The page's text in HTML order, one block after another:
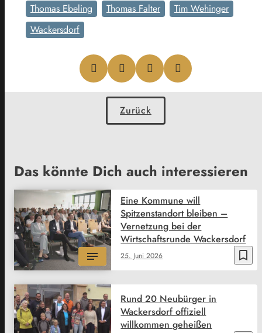
Thomas Ebeling
Thomas Falter
Tim Wehinger
Wackersdorf
Zurück
Das könnte Dich auch interessieren
bookmark_border
25. Juni 2026
Eine Kommune will
Spitzenstandort bleiben –
Vernetzung bei der
Wirtschaftsrunde Wackersdorf
Rund 20 Neubürger in
Wackersdorf offiziell
willkommen geheißen